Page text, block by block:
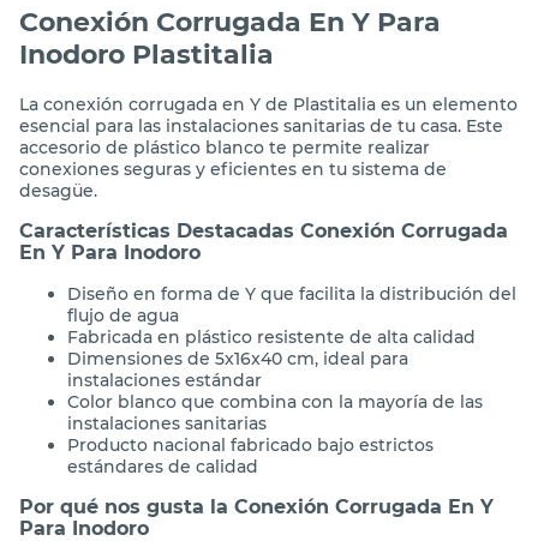
Conexión Corrugada En Y Para
Inodoro Plastitalia
La conexión corrugada en Y de Plastitalia es un elemento
esencial para las instalaciones sanitarias de tu casa. Este
accesorio de plástico blanco te permite realizar
conexiones seguras y eficientes en tu sistema de
desagüe.
Características Destacadas Conexión Corrugada
En Y Para Inodoro
Diseño en forma de Y que facilita la distribución del
flujo de agua
Fabricada en plástico resistente de alta calidad
Dimensiones de 5x16x40 cm, ideal para
instalaciones estándar
Color blanco que combina con la mayoría de las
instalaciones sanitarias
Producto nacional fabricado bajo estrictos
estándares de calidad
Por qué nos gusta la Conexión Corrugada En Y
Para Inodoro